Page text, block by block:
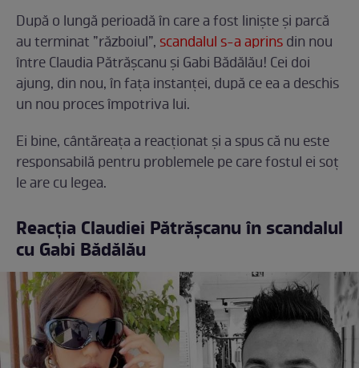
După o lungă perioadă în care a fost liniște și parcă
au terminat ”războiul”, scandalul s-a aprinsdin nou
între Claudia Pătrășcanu și Gabi Bădălău! Cei doi
ajung, din nou, în fața instanței, după ce ea a deschis
un nou proces împotriva lui.
Ei bine, cântăreața a reacționat și a spus că nu este
responsabilă pentru problemele pe care fostul ei soț
le are cu legea.
Reacția Claudiei Pătrășcanu în scandalul
cu Gabi Bădălău